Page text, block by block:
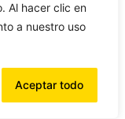
Al hacer clic en
a nuestro uso
Aceptar todo